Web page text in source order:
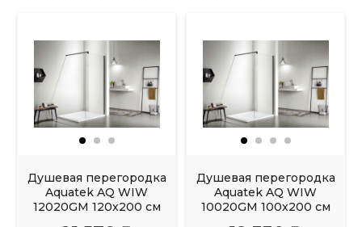
Душевая перегородка
Aquatek AQ WIW
12020GM 120х200 см
Душевая перегородка
Aquatek AQ WIW
10020GM 100х200 см